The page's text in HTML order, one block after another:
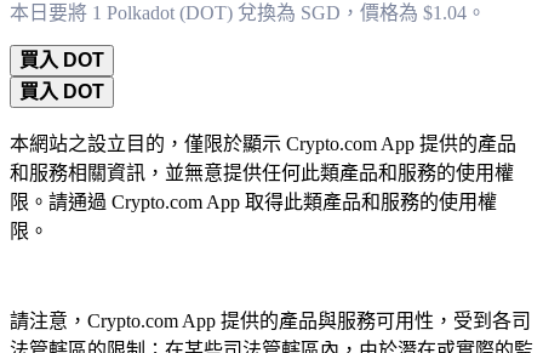
本日要將 1 Polkadot (DOT) 兌換為 SGD，價格為 $1.04。
買入 DOT
買入 DOT
本網站之設立目的，僅限於顯示 Crypto.com App 提供的產品
和服務相關資訊，並無意提供任何此類產品和服務的使用權
限。請通過 Crypto.com App 取得此類產品和服務的使用權
限。
請注意，Crypto.com App 提供的產品與服務可用性，受到各司